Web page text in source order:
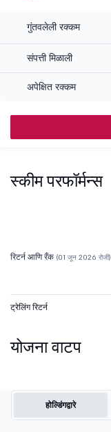
गुंतवलेली रक्कम
संपत्ती मिळाली
अपेक्षित रक्कम
स्कीम परफॉर्मन्स
रिटर्न आणि रँक (01 जून 2026 रोजी)
ट्रेलिंग रिटर्न
योजना वाटप
होल्डिंगद्वारे